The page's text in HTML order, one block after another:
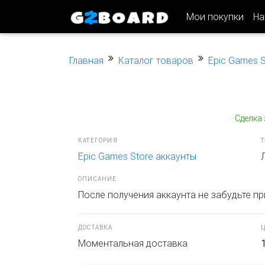
Мои покупки
Главная Каталог товаров Epic Games
КАТЕГОРИЯ
Epic Games Store аккаунты
ОПИСАНИЕ
После получения аккаунта не забудьте
ДОСТАВКА
Моментальная доставка